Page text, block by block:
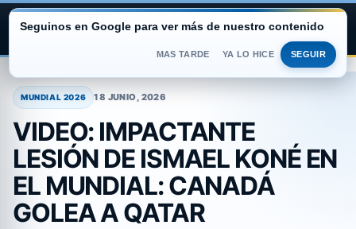
contenido
ARGENTINA PORTAL
MUNDIAL 2026 18 JUNIO, 2026
VIDEO: IMPACTANTE
LESIÓN DE ISMAEL KONÉ EN
EL MUNDIAL: CANADÁ
GOLEA A QATAR
Seguinos en Google para ver más de nuestro contenido
MAS TARDE YA LO HICE SEGUIR